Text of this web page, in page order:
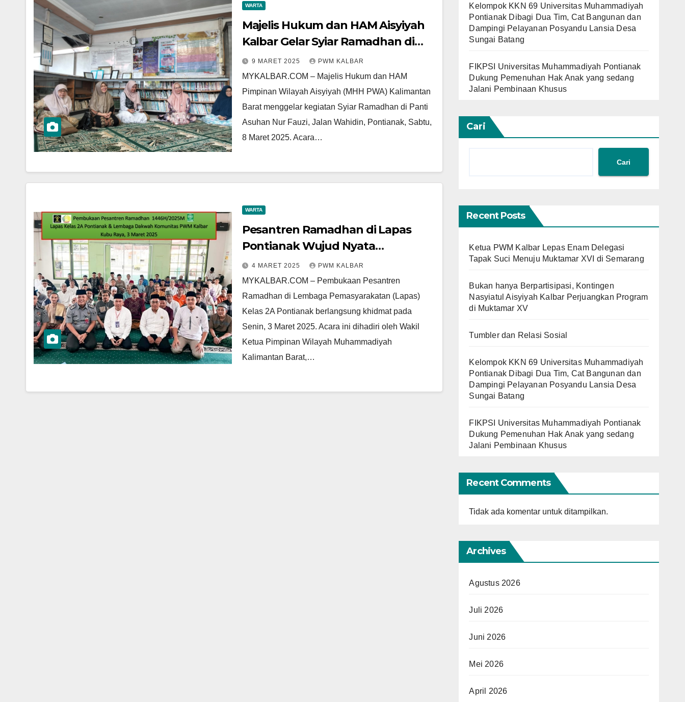
WARTA
Majelis Hukum dan HAM Aisyiyah
Kalbar Gelar Syiar Ramadhan di
Panti Asuhan Nur Fauzi
9 MARET 2025 PWM KALBAR
MYKALBAR.COM – Majelis Hukum dan HAM
Pimpinan Wilayah Aisyiyah (MHH PWA) Kalimantan
Barat menggelar kegiatan Syiar Ramadhan di Panti
Asuhan Nur Fauzi, Jalan Wahidin, Pontianak, Sabtu,
8 Maret 2025. Acara…
WARTA
Pesantren Ramadhan di Lapas
Pontianak Wujud Nyata
Kontribusi Muhammadiyah
Dukung Rehabilitasi Warga
Binaan
4 MARET 2025 PWM KALBAR
MYKALBAR.COM – Pembukaan Pesantren
Ramadhan di Lembaga Pemasyarakatan (Lapas)
Kelas 2A Pontianak berlangsung khidmat pada
Senin, 3 Maret 2025. Acara ini dihadiri oleh Wakil
Ketua Pimpinan Wilayah Muhammadiyah
Kalimantan Barat,…
Kelompok KKN 69 Universitas Muhammadiyah
Pontianak Dibagi Dua Tim, Cat Bangunan dan
Dampingi Pelayanan Posyandu Lansia Desa
Sungai Batang
FIKPSI Universitas Muhammadiyah Pontianak
Dukung Pemenuhan Hak Anak yang sedang
Jalani Pembinaan Khusus
Cari
Cari
Recent Posts
Ketua PWM Kalbar Lepas Enam Delegasi
Tapak Suci Menuju Muktamar XVI di Semarang
Bukan hanya Berpartisipasi, Kontingen
Nasyiatul Aisyiyah Kalbar Perjuangkan Program
di Muktamar XV
Tumbler dan Relasi Sosial
Kelompok KKN 69 Universitas Muhammadiyah
Pontianak Dibagi Dua Tim, Cat Bangunan dan
Dampingi Pelayanan Posyandu Lansia Desa
Sungai Batang
FIKPSI Universitas Muhammadiyah Pontianak
Dukung Pemenuhan Hak Anak yang sedang
Jalani Pembinaan Khusus
Recent Comments
Tidak ada komentar untuk ditampilkan.
Archives
Agustus 2026
Juli 2026
Juni 2026
Mei 2026
April 2026